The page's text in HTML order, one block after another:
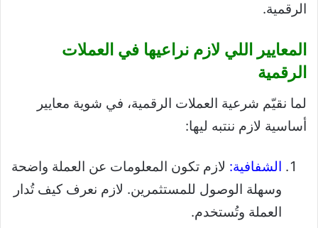
الرقمية.
المعايير اللي لازم نراعيها في العملات
الرقمية
لما نقيّم شرعية العملات الرقمية، في شوية معايير
أساسية لازم ننتبه ليها:
الشفافية: لازم تكون المعلومات عن العملة واضحة
وسهلة الوصول للمستثمرين. لازم نعرف كيف تُدار
العملة وتُستخدم.